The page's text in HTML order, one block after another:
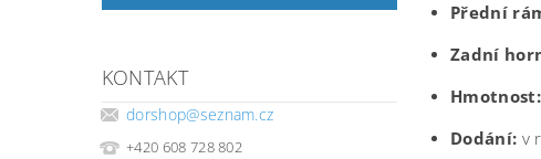
KONTAKT
dorshop@seznam.cz
+420 608 728 802
Přední
Zadní
Hmotnost:
Dodání: v